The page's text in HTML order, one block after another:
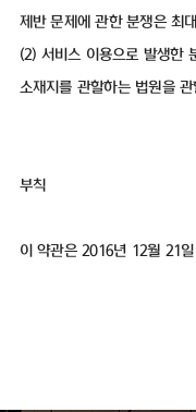
제반 문제에 관한 분쟁은 최
(2) 서비스 이용으로 발생한
소재지를 관할하는 법원을
부칙
이 약관은 2016년 12월 21